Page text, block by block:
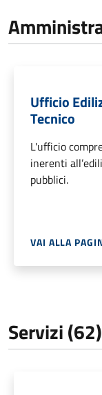
Ufficio
Tecnico
L'ufficio
inerenti
pubblici.
VAI ALLA
Servizi (62)